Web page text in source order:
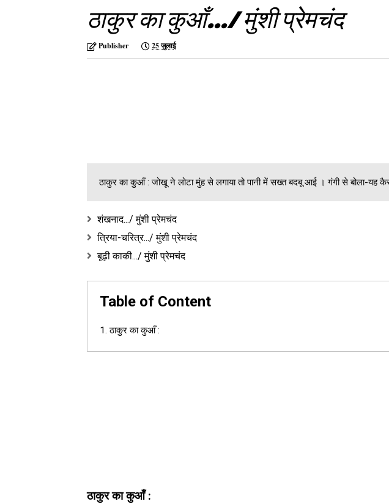
ठाकुर का कुआँ.../ मुंशी प्रेमचंद
Publisher 25 जुलाई
ठाकुर का कुआँ : जोखू ने लोटा मुंह से लगाया तो पानी में सख्त बदबू आई । गंगी से बोला-यह कैसा
शंखनाद.../ मुंशी प्रेमचंद
त्रिया-चरित्र.../ मुंशी प्रेमचंद
बूढ़ी काकी.../ मुंशी प्रेमचंद
Table of Content
ठाकुर का कुआँ :
ठाकुर का कुआँ :